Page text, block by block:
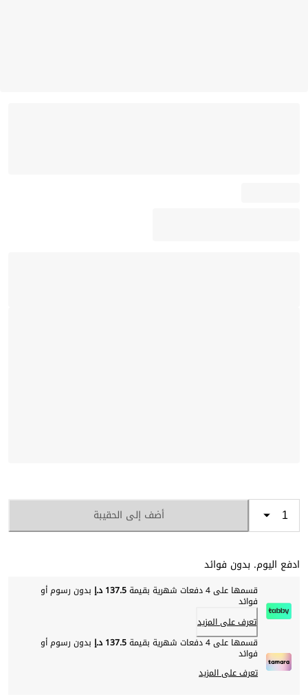
أضف إلى الحقيبة
ادفع اليوم. بدون فوائد
قسمها على 4 دفعات شهرية بقيمة 137.5 د.إ بدون رسوم أو
فوائد
تعرف على المزيد
قسمها على 4 دفعات شهرية بقيمة
137.5 د.إ بدون رسوم أو
فوائد
تعرف على المزيد